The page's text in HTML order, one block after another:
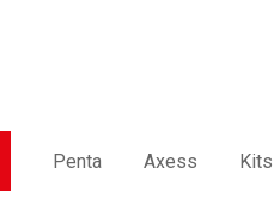
Penta Axess Kits